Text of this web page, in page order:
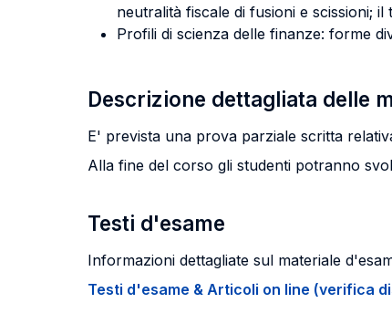
neutralità fiscale di fusioni e scissioni;
Profili di scienza delle finanze: forme
Descrizione dettagliata delle
E' prevista una prova parziale scritta
Alla fine del corso gli studenti potranno
Testi d'esame
Informazioni dettagliate sul materiale
Testi d'esame & Articoli on line (verifica